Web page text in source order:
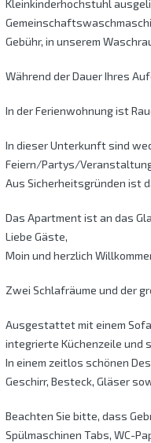
Kleinkinderhochstuhl
Gebühr, in unserem
Während der Dauer Ihres
In der Ferienwohnung ist
In dieser Unterkunft sind
Feiern/Partys/
Aus Sicherheitsgründen ist
Das Apartment ist an das
Liebe Gäste,
Moin und herzlich
Zwei Schlafräume und der
Ausgestattet mit einem
integrierte Küchenzeile und
In einem zeitlos schönen
Geschirr, Besteck, Gläser
Beachten Sie bitte, dass
Spülmaschinen Tabs, WC-